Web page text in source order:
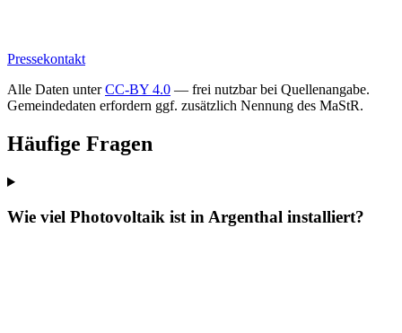
Pressekontakt
Alle Daten unterCC-BY 4.0 — frei nutzbar bei Quellenangabe.
Gemeindedaten erfordern ggf. zusätzlich Nennung des MaStR.
Häufige Fragen
Wie viel Photovoltaik ist in Argenthal installiert?